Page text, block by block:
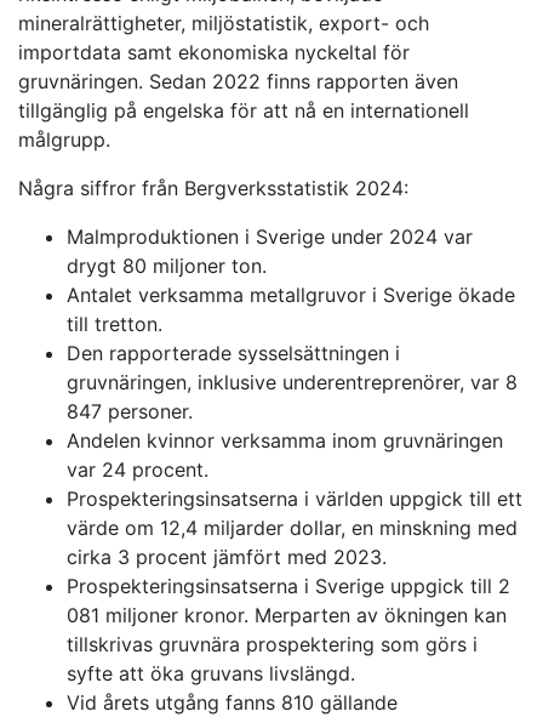
mineralrättigheter, miljöstatistik, export- och
importdata samt ekonomiska nyckeltal för
gruvnäringen. Sedan 2022 finns rapporten även
tillgänglig på engelska för att nå en internationell
målgrupp.
Några siffror från Bergverksstatistik 2024:
Malmproduktionen i Sverige under 2024 var
drygt 80 miljoner ton.
Antalet verksamma metallgruvor i Sverige ökade
till tretton.
Den rapporterade sysselsättningen i
gruvnäringen, inklusive underentreprenörer, var 8
847 personer.
Andelen kvinnor verksamma inom gruvnäringen
var 24 procent.
Prospekteringsinsatserna i världen uppgick till ett
värde om 12,4 miljarder dollar, en minskning med
cirka 3 procent jämfört med 2023.
Prospekteringsinsatserna i Sverige uppgick till 2
081 miljoner kronor. Merparten av ökningen kan
tillskrivas gruvnära prospektering som görs i
syfte att öka gruvans livslängd.
Vid årets utgång fanns 810 gällande